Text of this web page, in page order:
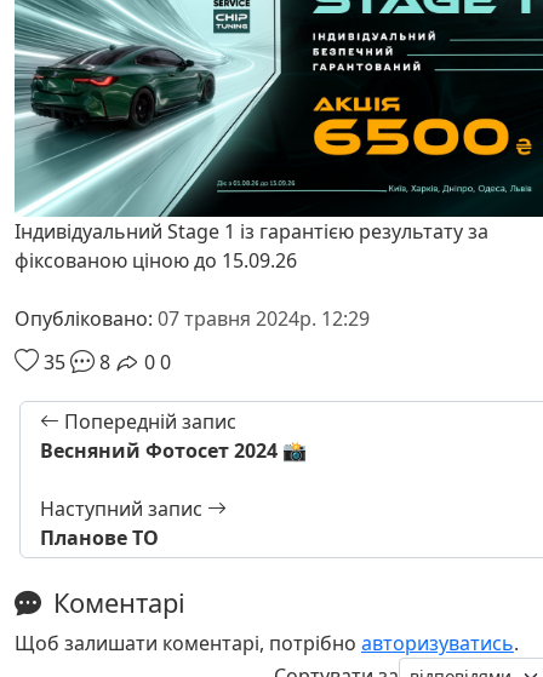
Індивідуальний Stage 1 із гарантією результату за
фіксованою ціною до 15.09.26
Опубліковано: 07 травня 2024р. 12:29
35
8 00
Попередній запис
Весняний Фотосет 2024 📸
Наступний запис
Планове ТО
Коментарі
Щоб залишати коментарі, потрібно авторизуватись.